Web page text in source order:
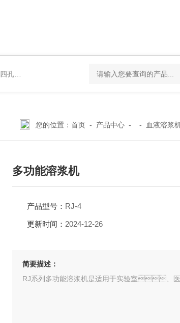
水浴锅 HH-YTX恒温循环油浴锅（铁丝笼） HH-
您的位置： 首页 - 产品中心 - - 血液溶浆
多功能溶浆机
产品型号： RJ-4
更新时间： 2024-12-26
简要描述：
RJ系列多功能溶浆机是适用于实验室、医